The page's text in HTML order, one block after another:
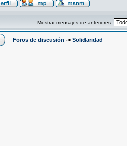
Mostrar mensajes de anteriores:
Foros de discusión -> Solidaridad